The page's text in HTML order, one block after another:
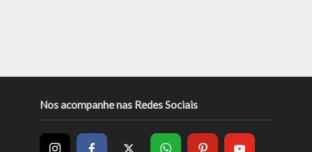
Nos acompanhe nas Redes Sociais